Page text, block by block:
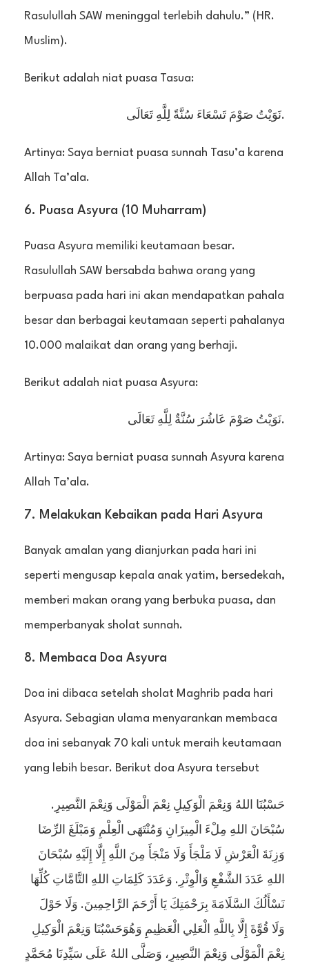
Rasulullah SAW meninggal terlebih dahulu.” (HR.
Muslim).
Berikut adalah niat puasa Tasua:
نَوَيْتُ صَوْمَ تَسْعَاءَ سُنَّةً لِلَّهِ تَعَالَى.
Artinya: Saya berniat puasa sunnah Tasu’a karena
Allah Ta’ala.
6. Puasa Asyura (10 Muharram)
Puasa Asyura memiliki keutamaan besar.
Rasulullah SAW bersabda bahwa orang yang
berpuasa pada hari ini akan mendapatkan pahala
besar dan berbagai keutamaan seperti pahalanya
10.000 malaikat dan orang yang berhaji.
Berikut adalah niat puasa Asyura:
نَوَيْتُ صَوْمَ عَاشُرَ سُنَّةٌ لِلَّهِ تَعَالَى.
Artinya: Saya berniat puasa sunnah Asyura karena
Allah Ta’ala.
7. Melakukan Kebaikan pada Hari Asyura
Banyak amalan yang dianjurkan pada hari ini
seperti mengusap kepala anak yatim, bersedekah,
memberi makan orang yang berbuka puasa, dan
memperbanyak sholat sunnah.
8. Membaca Doa Asyura
Doa ini dibaca setelah sholat Maghrib pada hari
Asyura. Sebagian ulama menyarankan membaca
doa ini sebanyak 70 kali untuk meraih keutamaan
yang lebih besar. Berikut doa Asyura tersebut
حَسْبُنَا اللهُ وَنِعْمَ الْوَكِيلِ نِعْمَ الْمَوْلَى وَنِعْمَ النَّصِيرِ.
سُبْحَانَ اللهِ مِلْءَ الْمِيزَانِ وَمُنْتَهَى الْعِلْمِ وَمَبْلَغَ الرِّضَا
وَزِنَةَ الْعَرْشِ لَا مَلْجَأَ وَلَا مَنْجَأَ مِنَ اللَّهِ إِلَّا إِلَيْهِ سُبْحَانَ
اللهِ عَدَدَ الشَّفْعِ وَالْوِتْرِ. وَعَدَدَ كَلِمَاتِ اللهِ التَّامَّاتِ كُلِّهَا
نَسْأَلُكَ السَّلَامَةَ بِرَحْمَتِكَ يَا أَرْحَمَ الرَّاحِمِينَ. وَلَا حَوْلَ
وَلَا قُوَّةَ إِلَّا بِاللَّهِ الْعَلِي الْعَظِيمِ وَهُوَحَسْبُنَا وَنِعْمَ الْوَكِيلِ
نِعْمَ الْمَوْلَى وَنِعْمَ النَّصِيرِ، وَصَلَّى اللهُ عَلَى سَيِّدِنَا مُحَمَّدٍ